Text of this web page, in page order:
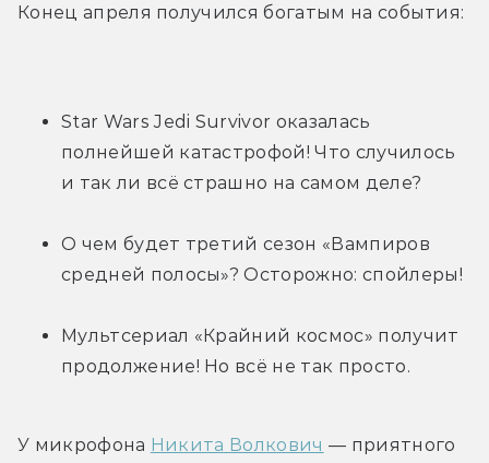
Конец апреля получился богатым на события:
Star Wars Jedi Survivor оказалась
полнейшей катастрофой! Что случилось
и так ли всё страшно на самом деле?
О чем будет третий сезон «Вампиров
средней полосы»? Осторожно: спойлеры!
Мультсериал «Крайний космос» получит
продолжение! Но всё не так просто.
У микрофона Никита Волкович — приятного